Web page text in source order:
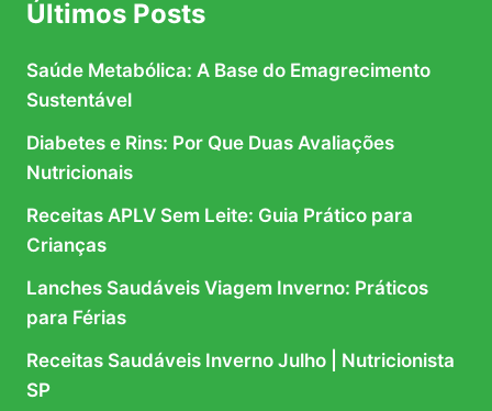
Últimos Posts
Saúde Metabólica: A Base do Emagrecimento
Sustentável
Diabetes e Rins: Por Que Duas Avaliações
Nutricionais
Receitas APLV Sem Leite: Guia Prático para
Crianças
Lanches Saudáveis Viagem Inverno: Práticos
para Férias
Receitas Saudáveis Inverno Julho | Nutricionista
SP